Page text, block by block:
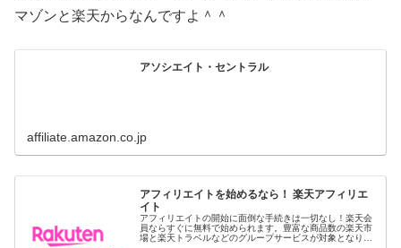
マゾンと楽天からなんですよ＾＾
アソシエイト・セントラル
affiliate.amazon.co.jp
アフィリエイトを始めるなら！ 楽天アフィリエ
イト
アフィリエイトの開始に面倒な手続きは一切なし！楽天会
員ならすぐに無料で始められます。豊富な商品数の楽天市
場と楽天トラベルなどのグループサービスが対象となりま